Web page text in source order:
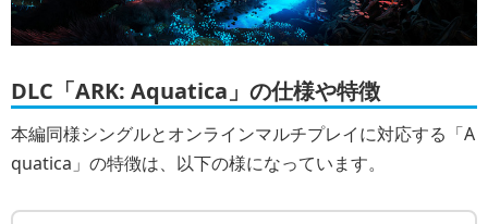
DLC「ARK: Aquatica」の仕様や特徴
本編同様シングルとオンラインマルチプレイに対応する「A
quatica」の特徴は、以下の様になっています。